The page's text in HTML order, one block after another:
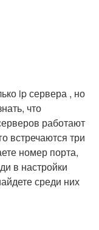
ip сервера , но
что
работают
встречаются три
номер порта,
в настройки
среди них